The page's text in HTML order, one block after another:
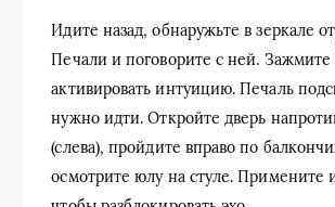
Идите назад, обнаружьте в зеркале
Печали и поговорите с ней. Зажмите
активировать интуицию. Печаль
нужно идти. Откройте дверь
(слева), пройдите вправо по
осмотрите юлу на стуле. Примените